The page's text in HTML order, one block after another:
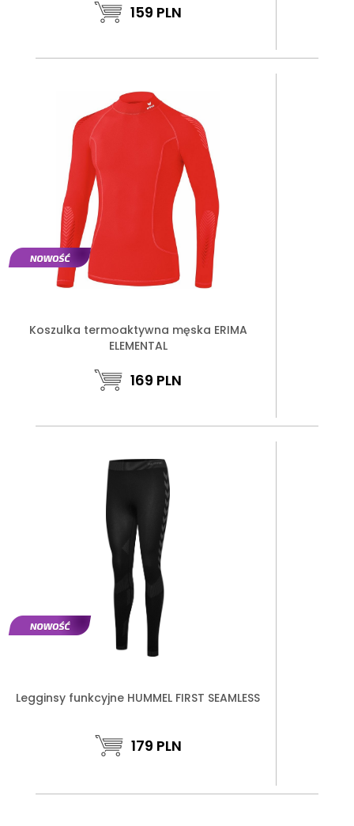
159 PLN
Koszulka termoaktywna męska ERIMA
ELEMENTAL
169 PLN
Legginsy funkcyjne HUMMEL FIRST SEAMLESS
179 PLN